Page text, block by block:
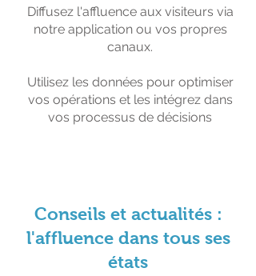
Diffusez l'affluence aux visiteurs via
notre application ou vos propres
canaux.
Utilisez les données pour optimiser
vos opérations et les intégrez dans
vos processus de décisions
Conseils et actualités :
l'affluence dans tous ses
états